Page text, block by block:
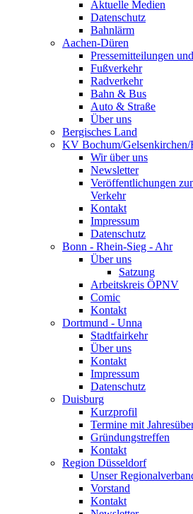
Aktuelle Medien
Datenschutz
Bahnlärm
Aachen-Düren
Pressemitteilungen
Fußverkehr
Radverkehr
Bahn & Bus
Auto & Straße
Über uns
Bergisches Land
KV Bochum/Gelsenkirchen/
Wir über uns
Newsletter
Veröffentlichungen
Verkehr
Kontakt
Impressum
Datenschutz
Bonn - Rhein-Sieg - Ahr
Über uns
Satzung
Arbeitskreis ÖPNV
Comic
Kontakt
Dortmund - Unna
Stadtfairkehr
Über uns
Kontakt
Impressum
Datenschutz
Duisburg
Kurzprofil
Termine mit
Gründungstreffen
Kontakt
Region Düsseldorf
Unser
Vorstand
Kontakt